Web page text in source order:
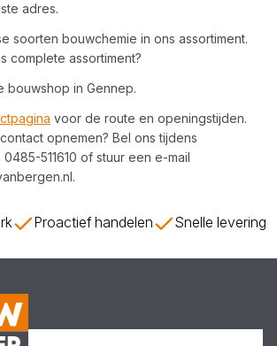
adres.
soorten bouwchemie in ons assortiment.
complete assortiment?
bouwshop in Gennep.
voor de route en openingstijden.
opnemen? Bel ons tijdens
0485-511610 of stuur een e-mail
.
Proactief handelen Snelle levering